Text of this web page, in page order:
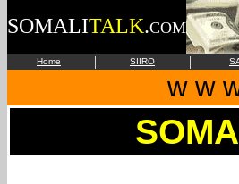
SOMALITALK.COM
Home | SIIRO |
w w